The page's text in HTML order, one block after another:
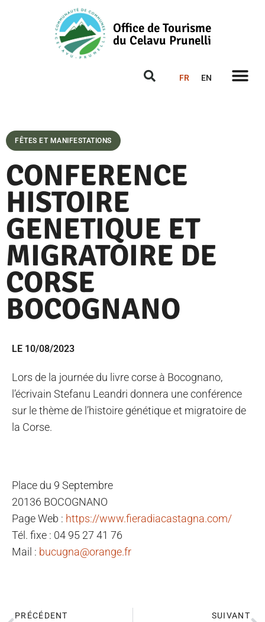
Office de Tourisme
du Celavu Prunelli
FR EN
FÊTES ET MANIFESTATIONS
CONFERENCE
HISTOIRE
GENETIQUE ET
MIGRATOIRE DE
CORSE
BOCOGNANO
LE 10/08/2023
Lors de la journée du livre corse à Bocognano,
l’écrivain Stefanu Leandri donnera une conférence
sur le thème de l’histoire génétique et migratoire de
la Corse.
Place du 9 Septembre
20136 BOCOGNANO
Page Web : https://www.fieradiacastagna.com/
Tél. fixe : 04 95 27 41 76
Mail : bucugna@orange.fr
PRÉCÉDENT SUIVANT